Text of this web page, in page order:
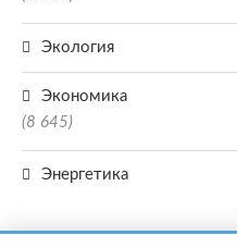
Экология
Экономика
(8 645)
Энергетика